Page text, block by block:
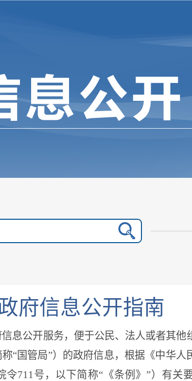
府信息公开指南
息公开服务，便于公民、法人或者其他
“国管局”）的政府信息，根据《中华人
令711号，以下简称“《条例》”）有关